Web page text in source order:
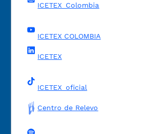
ICETEX_Colombia
ICETEX COLOMBIA
ICETEX
ICETEX_oficial
Centro de Relevo